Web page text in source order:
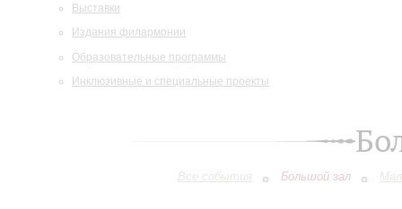
Выставки
Издания филармонии
Образовательные программы
Инклюзивные и специальные проекты
Все события Большой зал